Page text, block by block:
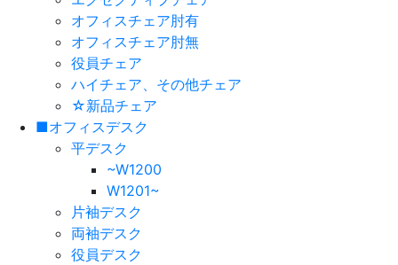
オフィスチェア肘有
オフィスチェア肘無
役員チェア
ハイチェア、その他チェア
☆新品チェア
■オフィスデスク
平デスク
~W1200
W1201~
片袖デスク
両袖デスク
役員デスク